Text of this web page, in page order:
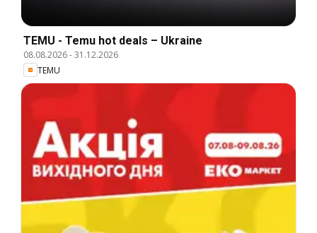
TEMU - Temu hot deals – Ukraine
08.08.2026-31.12.2026
TEMU